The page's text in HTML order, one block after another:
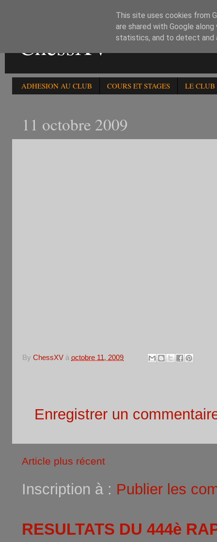
ChessXV
ADHESION AU CLUB COURS ET STAGES LE CLUB
11 octobre 2009
By ChessXV à octobre 11, 2009
Enregistrer un
Article plus récent
Inscription à : Publier les
RESULTATS DU 444è
This site uses cookies from
are shared with Google
statistics, and to detect and